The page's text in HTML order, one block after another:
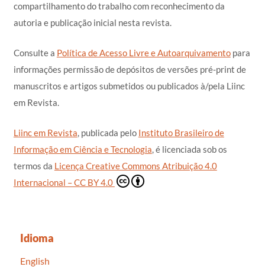
compartilhamento do trabalho com reconhecimento da
autoria e publicação inicial nesta revista.
Consulte a Política de Acesso Livre e Autoarquivamentopara
informações permissão de depósitos de versões pré-print de
manuscritos e artigos submetidos ou publicados à/pela Liinc
em Revista.
Liinc em Revista, publicada pelo Instituto Brasileiro de
Informação em Ciência e Tecnologia, é licenciada sob os
termos da Licença Creative Commons Atribuição 4.0
Internacional – CC BY 4.0
Idioma
English